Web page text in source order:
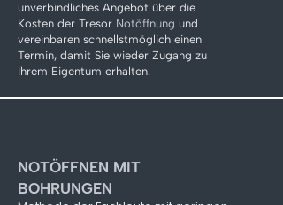
unverbindliches Angebot über die
Kosten der Tresor Notöffnung und
vereinbaren schnellstmöglich einen
Termin, damit Sie wieder Zugang zu
Ihrem Eigentum erhalten.
NOTÖFFNEN MIT
BOHRUNGEN